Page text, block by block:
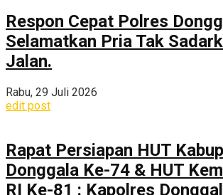
Respon Cepat Polres
Selamatkan Pria Tak
Jalan.
Rabu, 29 Juli 2026
edit post
Rapat Persiapan HUT
Donggala Ke-74 & HUT
RI Ke-81 : Kapolres